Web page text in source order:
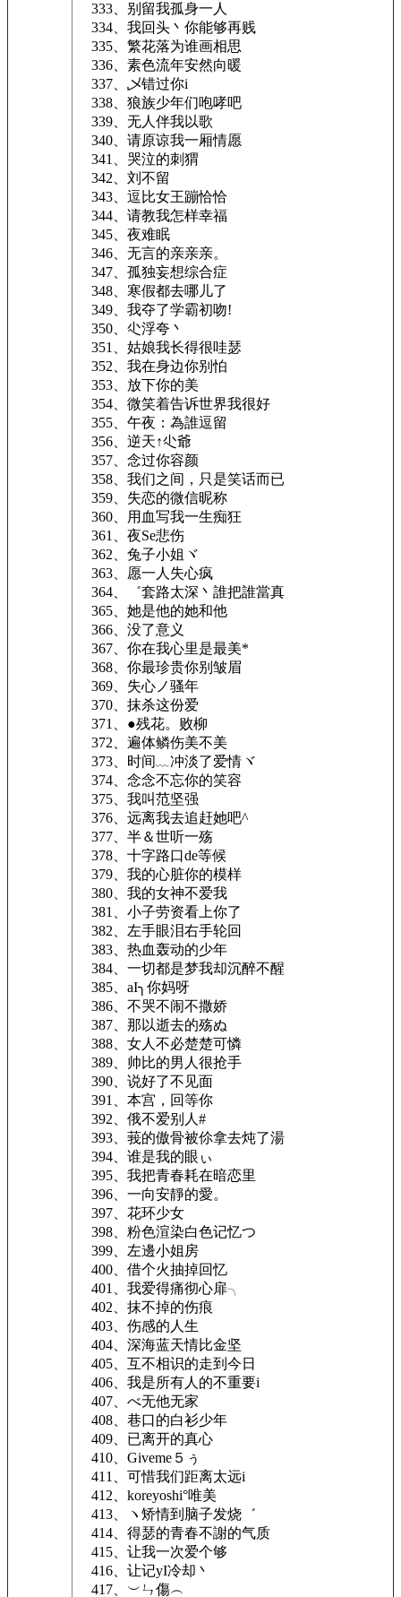
333、别留我孤身一人
334、我回头丶你能够再贱
335、繁花落为谁画相思
336、素色流年安然向暖
337、乄错过你i
338、狼族少年们咆哮吧
339、无人伴我以歌
340、请原谅我一厢情愿
341、哭泣的刺猬
342、刘不留
343、逗比女王蹦恰恰
344、请教我怎样幸福
345、夜难眠
346、无言的亲亲亲。
347、孤独妄想综合症
348、寒假都去哪儿了
349、我夺了学霸初吻!
350、尐浮夸丶
351、姑娘我长得很哇瑟
352、我在身边你别怕
353、放下你的美
354、微笑着告诉世界我很好
355、午夜：為誰逗留
356、逆天↑尐爺
357、念过你容颜
358、我们之间，只是笑话而已
359、失恋的微信昵称
360、用血写我一生痴狂
361、夜Se悲伤
362、兔子小姐ヾ
363、愿一人失心疯
364、゛套路太深丶誰把誰當真
365、她是他的她和他
366、没了意义
367、你在我心里是最美*
368、你最珍贵你别皱眉
369、失心ノ骚年
370、抹杀这份爱
371、●残花。败柳
372、遍体鳞伤美不美
373、时间﹏冲淡了爱情ヾ
374、念念不忘你的笑容
375、我叫范坚强
376、远离我去追赶她吧^
377、半＆世听一殇
378、十字路口de等候
379、我的心脏你的模样
380、我的女神不爱我
381、小子劳资看上你了
382、左手眼泪右手轮回
383、热血轰动的少年
384、一切都是梦我却沉醉不醒
385、aI╮你妈呀
386、不哭不闹不撒娇
387、那以逝去的殇ぬ
388、女人不必楚楚可憐
389、帅比的男人很抢手
390、说好了不见面
391、本宫，回等你
392、俄不爱别人#
393、莪的傲骨被伱拿去炖了湯
394、谁是我的眼ぃ
395、我把青春耗在暗恋里
396、一向安靜的愛。
397、花环少女
398、粉色渲染白色记忆つ
399、左邊小姐房
400、借个火抽掉回忆
401、我爱得痛彻心扉╮
402、抹不掉的伤痕
403、伤感的人生
404、深海蓝天情比金坚
405、互不相识的走到今日
406、我是所有人的不重要i
407、べ无他无家
408、巷口的白衫少年
409、已离开的真心
410、Giveme５ぅ
411、可惜我们距离太远i
412、koreyoshi°唯美
413、ヽ矫情到脑子发烧゛
414、得瑟的青春不謝的气质
415、让我一次爱个够
416、让记yI冷却丶
417、︶ㄣ傷︵